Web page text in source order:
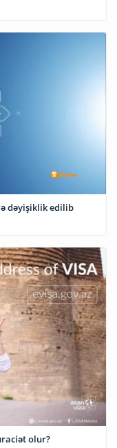
dəyişiklik edilib
olur?